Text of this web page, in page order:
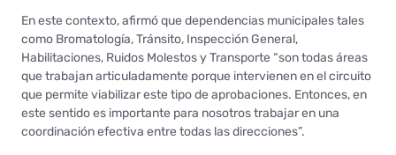
En este contexto, afirmó que dependencias municipales tales
como Bromatología, Tránsito, Inspección General,
Habilitaciones, Ruidos Molestos y Transporte “son todas áreas
que trabajan articuladamente porque intervienen en el circuito
que permite viabilizar este tipo de aprobaciones. Entonces, en
este sentido es importante para nosotros trabajar en una
coordinación efectiva entre todas las direcciones”.